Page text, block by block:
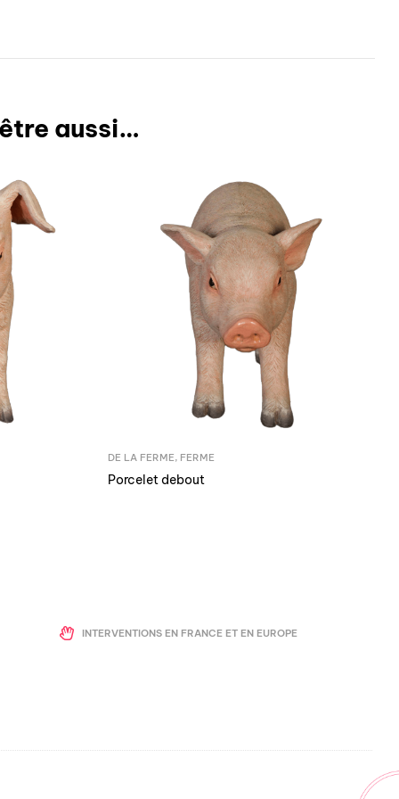
aussi…
DE LA FERME, FERME
Porcelet debout
INTERVENTIONS EN FRANCE ET EN EUROPE